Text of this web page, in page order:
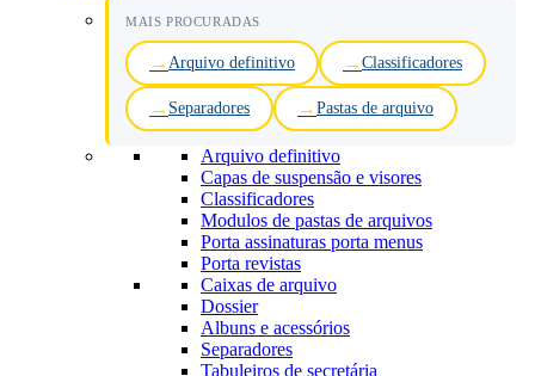
MAIS PROCURADAS
Arquivo definitivo Classificadores
Separadores Pastas de arquivo
Arquivo definitivo
Capas de suspensão e visores
Classificadores
Modulos de pastas de arquivos
Porta assinaturas porta menus
Porta revistas
Caixas de arquivo
Dossier
Albuns e acessórios
Separadores
Tabuleiros de secretária